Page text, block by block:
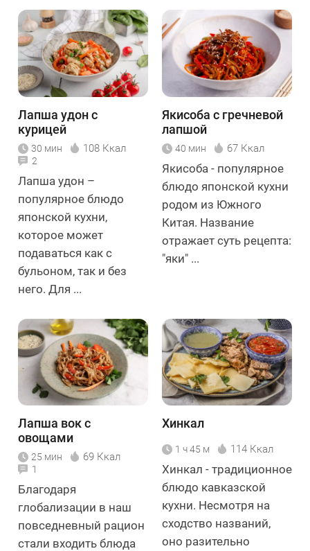
Лапша удон с
курицей
30 мин 108 Ккал
2
Лапша удон –
популярное блюдо
японской кухни,
которое может
подаваться как с
бульоном, так и без
него. Для ...
Якисоба с гречневой
лапшой
40 мин 67 Ккал
Якисоба - популярное
блюдо японской кухни
родом из Южного
Китая. Название
отражает суть рецепта:
"яки" ...
Лапша вок с
овощами
25 мин 69 Ккал
1
Благодаря
глобализации в наш
повседневный рацион
стали входить блюда
Хинкал
1 ч 45 м 114 Ккал
Хинкал - традиционное
блюдо кавказской
кухни. Несмотря на
сходство названий,
оно разительно